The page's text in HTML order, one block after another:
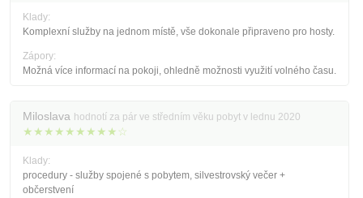
Klady:
Komplexní služby na jednom místě, vše dokonale připraveno pro hosty.
Zápory:
Možná více informací na pokoji, ohledně možnosti využití volného času.
Miloslava hodnotí za pár ve středním věku pobyt v lednu 2020
★★★★★★★★★☆
Klady:
procedury - služby spojené s pobytem, silvestrovský večer +
občerstvení